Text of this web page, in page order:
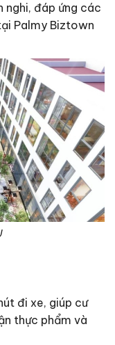
nghi, đáp ứng các
Palmy Biztown
đi xe, giúp cư
thực phẩm và